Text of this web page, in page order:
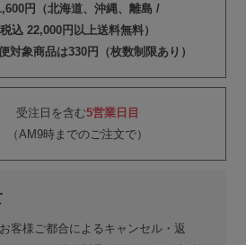
円（北海道、沖縄、離島 /
税込 22,000円以上送料無料）
対象商品は330円（枚数制限あり）
受注日を含む5営業日目
（AM9時までのご注文で）
客様ご都合によるキャンセル・返